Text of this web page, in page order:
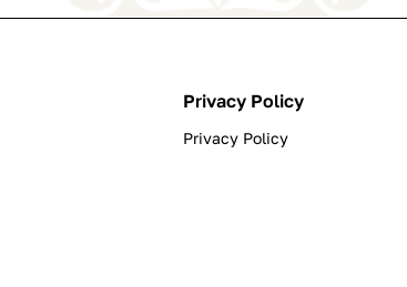
Privacy Policy
Privacy Policy